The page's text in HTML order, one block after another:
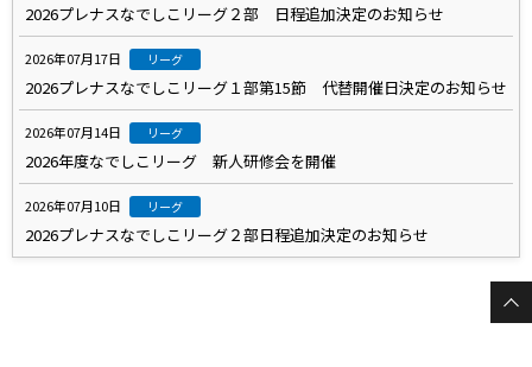
2026プレナスなでしこリーグ２部 日程追加決定のお知らせ
2026年07月17日 リーグ
2026プレナスなでしこリーグ１部第15節 代替開催日決定のお知らせ
2026年07月14日 リーグ
2026年度なでしこリーグ 新人研修会を開催
2026年07月10日 リーグ
2026プレナスなでしこリーグ２部日程追加決定のお知らせ